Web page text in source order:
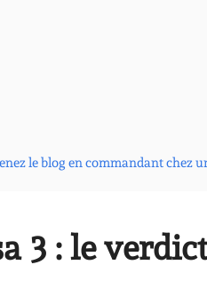
le blog en commandant chez
3 : le